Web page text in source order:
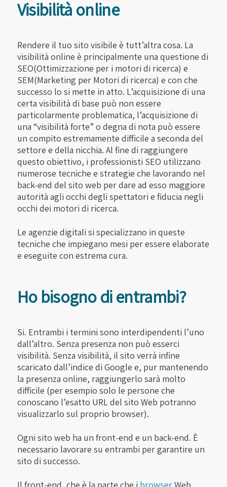
Visibilità online
Rendere il tuo sito visibile è tutt’altra cosa. La
visibilità online è principalmente una questione di
SEO(Ottimizzazione per i motori di ricerca) e
SEM(Marketing per Motori di ricerca) e con che
successo lo si mette in atto. L’acquisizione di una
certa visibilità di base può non essere
particolarmente problematica, l’acquisizione di
una “visibilità forte” o degna di nota può essere
un compito estremamente difficile a seconda del
settore e della nicchia. Al fine di raggiungere
questo obiettivo, i professionisti SEO utilizzano
numerose tecniche e strategie che lavorando nel
back-end del sito web per dare ad esso maggiore
autorità agli occhi degli spettatori e fiducia negli
occhi dei motori di ricerca.
Le agenzie digitali si specializzano in queste
tecniche che impiegano mesi per essere elaborate
e eseguite con estrema cura.
Ho bisogno di entrambi?
Si. Entrambi i termini sono interdipendenti l’uno
dall’altro. Senza presenza non può esserci
visibilità. Senza visibilità, il sito verrà infine
scaricato dall’indice di Google e, pur mantenendo
la presenza online, raggiungerlo sarà molto
difficile (per esempio solo le persone che
conoscano l’esatto URL del sito Web potranno
visualizzarlo sul proprio browser).
Ogni sito web ha un front-end e un back-end. È
necessario lavorare su entrambi per garantire un
sito di successo.